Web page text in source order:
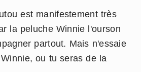
est manifestement très
la peluche Winnie l'ourson
partout. Mais n'essaie
ou tu seras de la